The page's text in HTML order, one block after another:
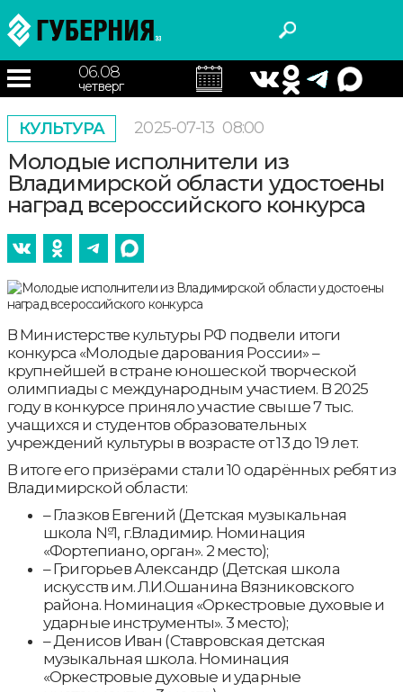
06.08
четверг
КУЛЬТУРА 2025-07-13 08:00
Молодые исполнители из
Владимирской области удостоены
наград всероссийского конкурса
В Министерстве культуры РФ подвели итоги
конкурса «Молодые дарования России» –
крупнейшей в стране юношеской творческой
олимпиады с международным участием. В 2025
году в конкурсе приняло участие свыше 7 тыс.
учащихся и студентов образовательных
учреждений культуры в возрасте от 13 до 19 лет.
В итоге его призёрами стали 10 одарённых ребят из
Владимирской области:
– Глазков Евгений (Детская музыкальная
школа №1, г.Владимир. Номинация
«Фортепиано, орган». 2 место);
– Григорьев Александр (Детская школа
искусств им. Л.И.Ошанина Вязниковского
района. Номинация «Оркестровые духовые и
ударные инструменты». 3 место);
– Денисов Иван (Ставровская детская
музыкальная школа. Номинация
«Оркестровые духовые и ударные